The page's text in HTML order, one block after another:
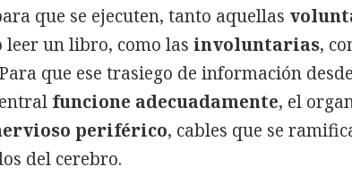
que se ejecuten, tanto aquellas
leer un libro, como las involuntarias,
que ese trasiego de información
funcione adecuadamente, el
periférico, cables que se
del cerebro.